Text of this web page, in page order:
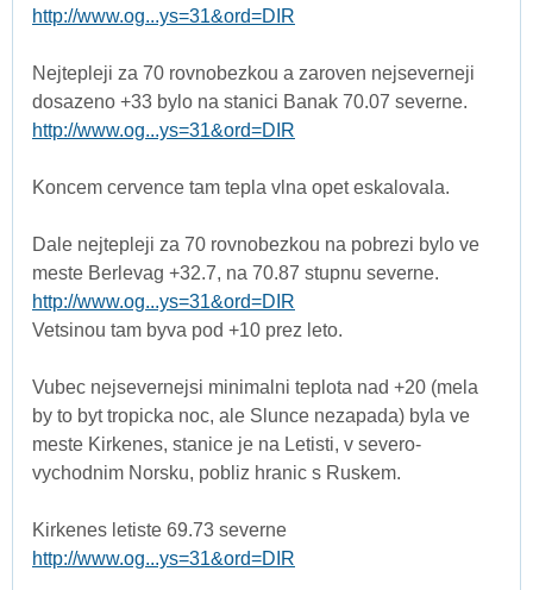
http://www.og...ys=31&ord=DIR
Nejtepleji za 70 rovnobezkou a zaroven nejseverneji
dosazeno +33 bylo na stanici Banak 70.07 severne.
http://www.og...ys=31&ord=DIR
Koncem cervence tam tepla vlna opet eskalovala.
Dale nejtepleji za 70 rovnobezkou na pobrezi bylo ve
meste Berlevag +32.7, na 70.87 stupnu severne.
http://www.og...ys=31&ord=DIR
Vetsinou tam byva pod +10 prez leto.
Vubec nejsevernejsi minimalni teplota nad +20 (mela
by to byt tropicka noc, ale Slunce nezapada) byla ve
meste Kirkenes, stanice je na Letisti, v severo-
vychodnim Norsku, pobliz hranic s Ruskem.
Kirkenes letiste 69.73 severne
http://www.og...ys=31&ord=DIR